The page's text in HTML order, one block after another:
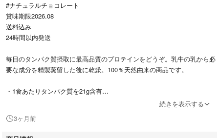
#ナチュラルチョコレート
賞味期限2026.08
送料込み
24時間以内発送
毎日のタンパク質摂取に最高品質のプロテインをどうぞ。乳牛の乳から必
要な成分を精製蒸留した後に乾燥。100％天然由来の商品です。
・1食あたりタンパク質を21g含有
#Myprotein
続きを表示する
3ヶ月前